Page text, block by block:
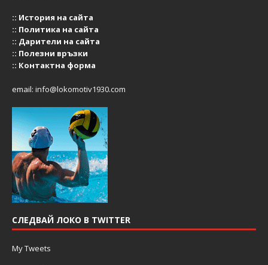
:: История на сайта
:: Политика на сайта
:: Дарители на сайта
:: Полезни връзки
:: Контактна форма
email: info@lokomotiv1930.com
СЛЕДВАЙ ЛОКО В TWITTER
My Tweets